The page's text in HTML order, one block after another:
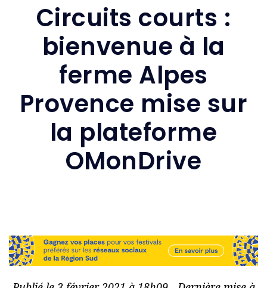
Circuits courts :
bienvenue à la
ferme Alpes
Provence mise sur
la plateforme
OMonDrive